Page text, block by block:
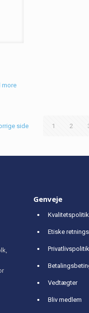
more
side 1 2
Genveje
Kvalitetspolitik
Etiske
Privatlivspolitik
Vedtægter
Bliv medlem